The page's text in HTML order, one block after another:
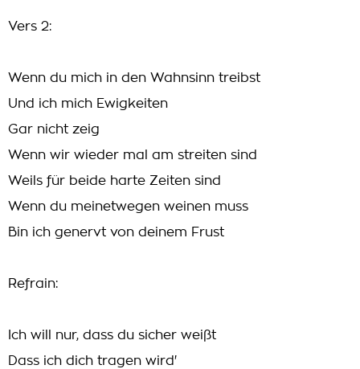
Vers 2:
Wenn du mich in den Wahnsinn treibst
Und ich mich Ewigkeiten
Gar nicht zeig
Wenn wir wieder mal am streiten sind
Weils für beide harte Zeiten sind
Wenn du meinetwegen weinen muss
Bin ich genervt von deinem Frust
Refrain:
Ich will nur, dass du sicher weißt
Dass ich dich tragen wird'